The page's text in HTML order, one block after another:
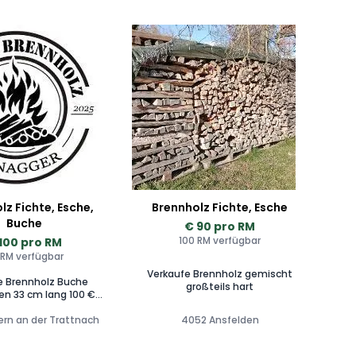
Fichte, Esche,
Buche
pro RM
verfügbar
Brennholz Buche
33 cm lang 100 €
33 cm lang 100 €
an der Trattnach
Brennholz Fichte, Esche
€ 90 pro RM
100 RM verfügbar
Verkaufe Brennholz gemischt
großteils hart
4052 Ansfelden